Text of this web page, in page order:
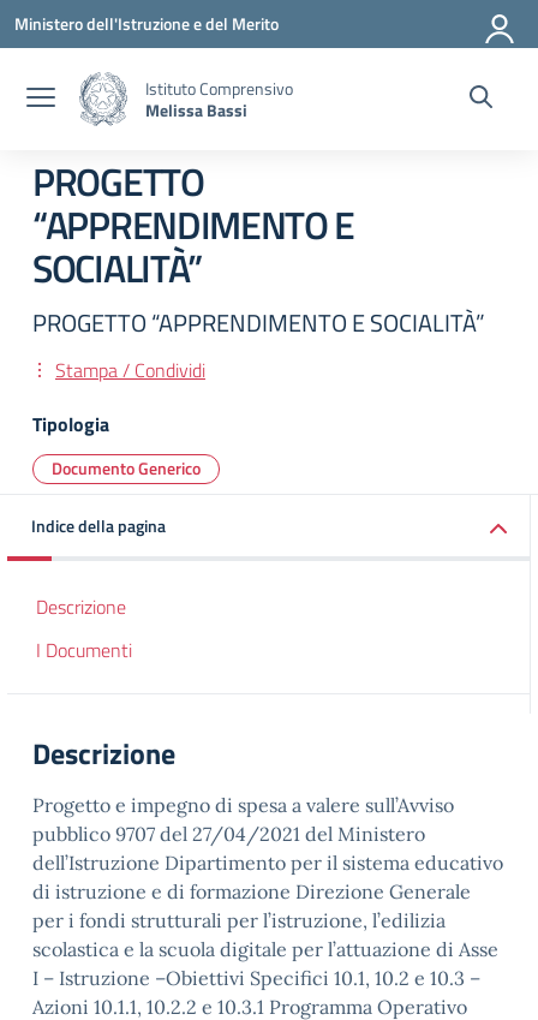
Vai ai contenuti
Vai al menu di navigazione
Vai al footer
Ministero dell'Istruzione e del Merito
Istituto Comprensivo
Melissa Bassi
PROGETTO
“APPRENDIMENTO E
SOCIALITÀ”
PROGETTO “APPRENDIMENTO E SOCIALITÀ”
Stampa / Condividi
Tipologia
Documento Generico
Indice della pagina
Descrizione
I Documenti
Descrizione
Progetto e impegno di spesa a valere sull’Avviso
pubblico 9707 del 27/04/2021 del Ministero
dell’Istruzione Dipartimento per il sistema educativo
di istruzione e di formazione Direzione Generale
per i fondi strutturali per l’istruzione, l’edilizia
scolastica e la scuola digitale per l’attuazione di Asse
I – Istruzione –Obiettivi Specifici 10.1, 10.2 e 10.3 –
Azioni 10.1.1, 10.2.2 e 10.3.1 Programma Operativo